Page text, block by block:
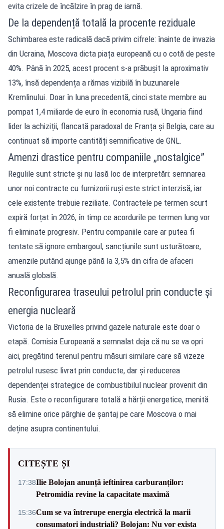
evita crizele de încălzire în prag de iarnă.
De la dependență totală la procente reziduale
Schimbarea este radicală dacă privim cifrele: înainte de invazia
din Ucraina, Moscova dicta piața europeană cu o cotă de peste
40%. Până în 2025, acest procent s-a prăbușit la aproximativ
13%, însă dependența a rămas vizibilă în buzunarele
Kremlinului. Doar în luna precedentă, cinci state membre au
pompat 1,4 miliarde de euro în economia rusă, Ungaria fiind
lider la achiziții, flancată paradoxal de Franța și Belgia, care au
continuat să importe cantități semnificative de GNL.
Amenzi drastice pentru companiile „nostalgice”
Regulile sunt stricte și nu lasă loc de interpretări: semnarea
unor noi contracte cu furnizorii ruși este strict interzisă, iar
cele existente trebuie reziliate. Contractele pe termen scurt
expiră forțat în 2026, în timp ce acordurile pe termen lung vor
fi eliminate progresiv. Pentru companiile care ar putea fi
tentate să ignore embargoul, sancțiunile sunt usturătoare,
amenzile putând ajunge până la 3,5% din cifra de afaceri
anuală globală.
Reconfigurarea traseului petrolul prin conducte și
energia nucleară
Victoria de la Bruxelles privind gazele naturale este doar o
etapă. Comisia Europeană a semnalat deja că nu se va opri
aici, pregătind terenul pentru măsuri similare care să vizeze
petrolul rusesc livrat prin conducte, dar și reducerea
dependenței strategice de combustibilul nuclear provenit din
Rusia. Este o reconfigurare totală a hărții energetice, menită
să elimine orice pârghie de șantaj pe care Moscova o mai
deține asupra continentului.
CITEȘTE ȘI
17:38Ilie Bolojan anunță ieftinirea carburanților:
Petromidia revine la capacitate maximă
15:36Cum se va întrerupe energia electrică la marii
consumatori industriali? Bolojan: Nu vor exista